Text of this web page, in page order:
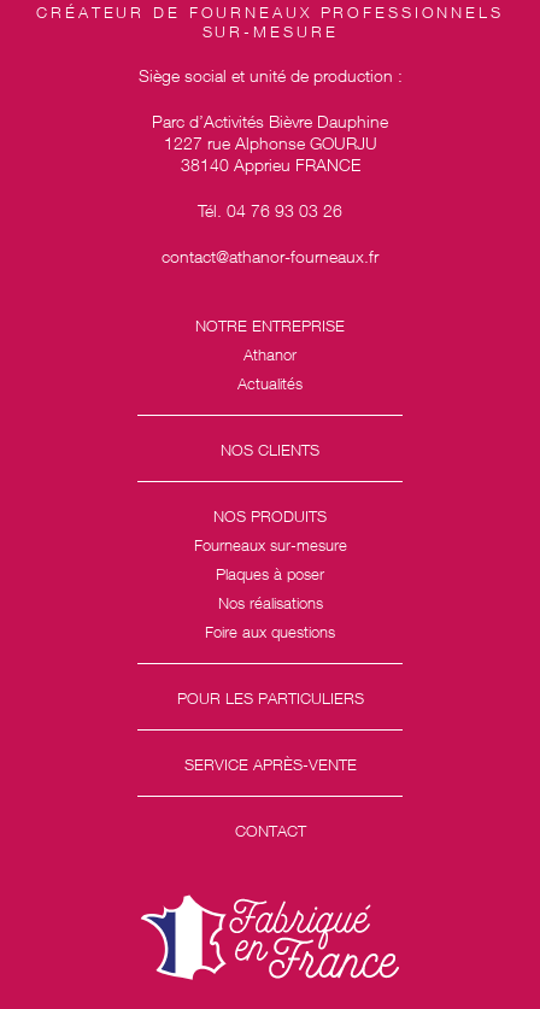
CRÉATEUR DE FOURNEAUX PROFESSIONNELS
SUR-MESURE
Siège social et unité de production :
Parc d’Activités Bièvre Dauphine
1227 rue Alphonse GOURJU
38140 Apprieu FRANCE
Tél. 04 76 93 03 26
contact@athanor-fourneaux.fr
NOTRE ENTREPRISE
Athanor
Actualités
NOS CLIENTS
NOS PRODUITS
Fourneaux sur-mesure
Plaques à poser
Nos réalisations
Foire aux questions
POUR LES PARTICULIERS
SERVICE APRÈS-VENTE
CONTACT